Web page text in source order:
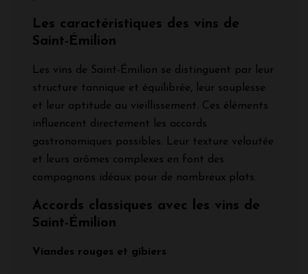
Les caractéristiques des vins de
Saint-Émilion
Les vins de Saint-Émilion se distinguent par leur
structure tannique et équilibrée, leur souplesse
et leur aptitude au vieillissement. Ces éléments
influencent directement les accords
gastronomiques possibles. Leur texture veloutée
et leurs arômes complexes en font des
compagnons idéaux pour de nombreux plats.
Accords classiques avec les vins de
Saint-Émilion
Viandes rouges et gibiers